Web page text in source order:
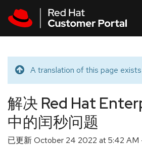
Translated
A translation of this page
解决 Red Hat
中的闰秒问题
已更新October 24 2022 at 5:42 AM